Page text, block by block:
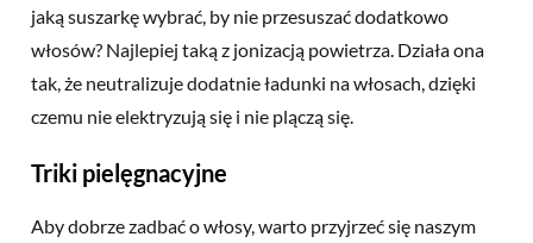
jaką suszarkę wybrać, by nie przesuszać dodatkowo
włosów? Najlepiej taką z jonizacją powietrza. Działa ona
tak, że neutralizuje dodatnie ładunki na włosach, dzięki
czemu nie elektryzują się i nie plączą się.
Triki pielęgnacyjne
Aby dobrze zadbać o włosy, warto przyjrzeć się naszym